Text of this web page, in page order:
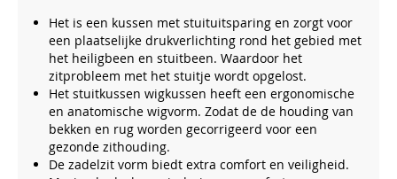
Het is een kussen met stuituitsparing en zorgt voor
een plaatselijke drukverlichting rond het gebied met
het heiligbeen en stuitbeen. Waardoor het
zitprobleem met het stuitje wordt opgelost.
Het stuitkussen wigkussen heeft een ergonomische
en anatomische wigvorm. Zodat de de houding van
bekken en rug worden gecorrigeerd voor een
gezonde zithouding.
De zadelzit vorm biedt extra comfort en veiligheid.